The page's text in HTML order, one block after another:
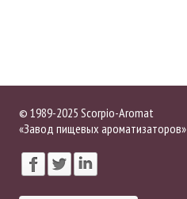
© 1989-2025 Scorpio-Aromat
«Завод пищевых ароматизаторов»